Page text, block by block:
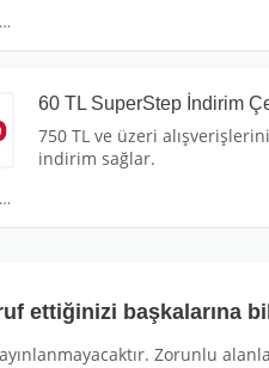
Tüm Superstep Kuponları
Tüm Superstep Kuponları
60 TL SuperStep İndirim
750 TL ve üzeri
indirim sağlar.
ettiğinizi başkalarına
Zorunlu